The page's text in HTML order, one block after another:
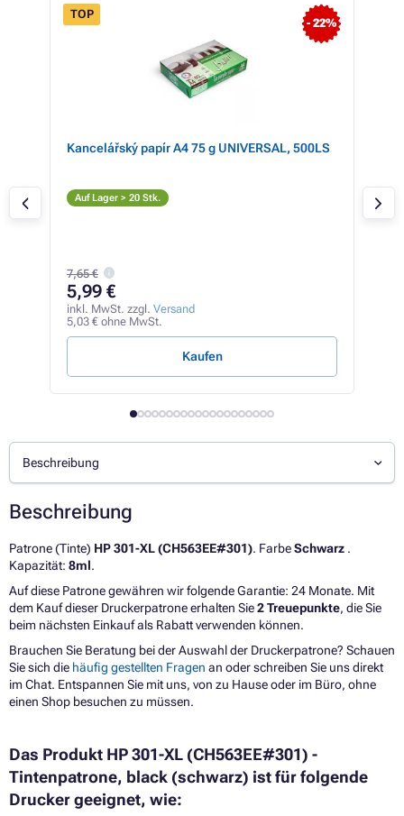
- 22%
TOP
Kancelářský papír A4 75 g UNIVERSAL, 500LS
Auf Lager > 20 Stk.
7,65 €
5,99 €
inkl. MwSt. zzgl. Versand
5,03 € ohne MwSt.
Kaufen
Beschreibung
Beschreibung
Patrone (Tinte) HP 301-XL (CH563EE#301). FarbeSchwarz .
Kapazität: 8ml.
Auf diese Patrone gewähren wir folgende Garantie: 24 Monate. Mit
dem Kauf dieser Druckerpatrone erhalten Sie2 Treuepunkte, die Sie
beim nächsten Einkauf als Rabatt verwenden können.
Brauchen Sie Beratung bei der Auswahl der Druckerpatrone? Schauen
Sie sich die häufig gestellten Fragen an oder schreiben Sie uns direkt
im Chat. Entspannen Sie mit uns, von zu Hause oder im Büro, ohne
einen Shop besuchen zu müssen.
Das Produkt HP 301-XL (CH563EE#301) -
Tintenpatrone, black (schwarz) ist für folgende
Drucker geeignet, wie: